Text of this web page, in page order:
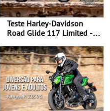
Teste Harley-Davidson
Road Glide 117 Limited - A